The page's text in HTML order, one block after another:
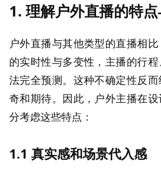
1. 理解户外直播的特
户外直播与其他类型的直播相
的实时性与多变性，主播的行
法完全预测。这种不确定性反
奇和期待。因此，户外主播在
分考虑这些特点：
1.1 真实感和场景代入感